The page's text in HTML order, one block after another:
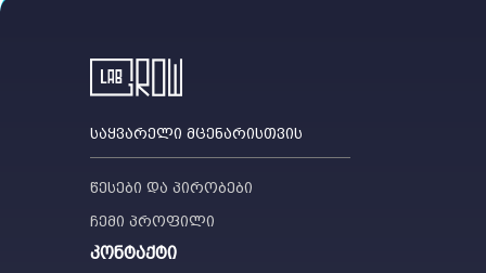
საყვარელი მცენარისთვის
წესები და პირობები
ჩემი პროფილი
კონტაქტი